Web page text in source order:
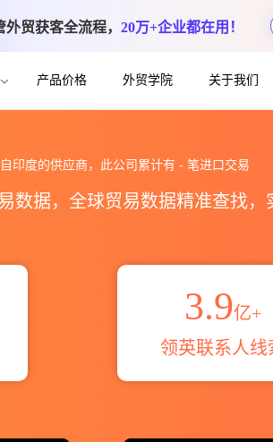
贸获客全流程， 20万+企业都在用！
产品价格 外贸学院 关于我们
印度的供应商，此公司累计有 - 笔进口交易
数据，全球贸易数据精准查找
3.9亿+
领英联系人线